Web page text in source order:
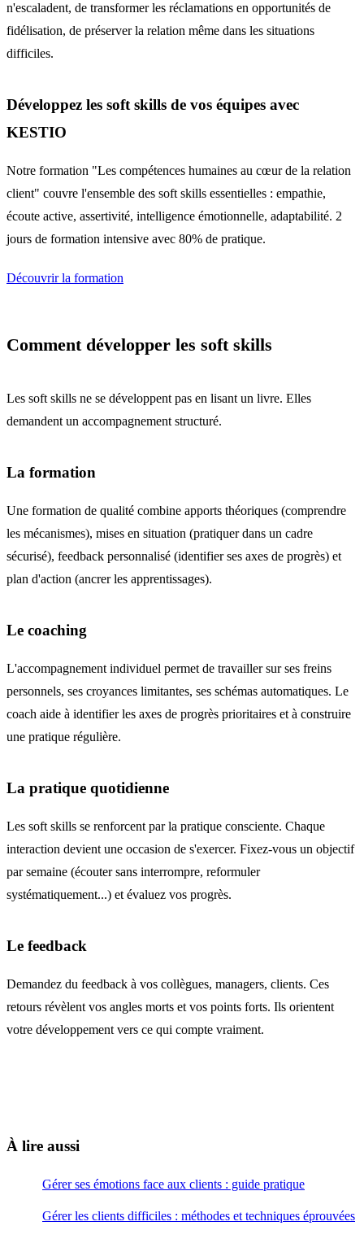
n'escaladent, de transformer les réclamations en opportunités de
fidélisation, de préserver la relation même dans les situations
difficiles.
Développez les soft skills de vos équipes avec
KESTIO
Notre formation "Les compétences humaines au cœur de la relation
client" couvre l'ensemble des soft skills essentielles : empathie,
écoute active, assertivité, intelligence émotionnelle, adaptabilité. 2
jours de formation intensive avec 80% de pratique.
Découvrir la formation
Comment développer les soft skills
Les soft skills ne se développent pas en lisant un livre. Elles
demandent un accompagnement structuré.
La formation
Une formation de qualité combine apports théoriques (comprendre
les mécanismes), mises en situation (pratiquer dans un cadre
sécurisé), feedback personnalisé (identifier ses axes de progrès) et
plan d'action (ancrer les apprentissages).
Le coaching
L'accompagnement individuel permet de travailler sur ses freins
personnels, ses croyances limitantes, ses schémas automatiques. Le
coach aide à identifier les axes de progrès prioritaires et à construire
une pratique régulière.
La pratique quotidienne
Les soft skills se renforcent par la pratique consciente. Chaque
interaction devient une occasion de s'exercer. Fixez-vous un objectif
par semaine (écouter sans interrompre, reformuler
systématiquement...) et évaluez vos progrès.
Le feedback
Demandez du feedback à vos collègues, managers, clients. Ces
retours révèlent vos angles morts et vos points forts. Ils orientent
votre développement vers ce qui compte vraiment.
À lire aussi
Gérer ses émotions face aux clients : guide pratique
Gérer les clients difficiles : méthodes et techniques éprouvées